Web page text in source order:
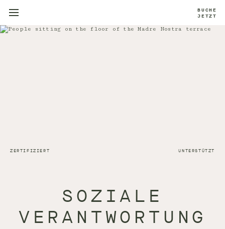
BUCHE
JETZT
ZERTIFIZIERT UNTERSTÜTZT
SOZIALE
VERANTWORTUNG